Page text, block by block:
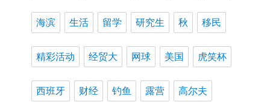
海滨 生活 留学 研究生 秋 移民
精彩活动 经贸大 网球 美国 虎笑杯
西班牙 财经 钓鱼 露营 高尔夫